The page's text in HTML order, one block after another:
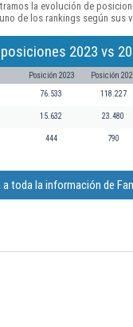
la evolución de
de los rankings según sus
2023 vs
Posición 2023 Posición
76.533 118.227
15.632 23.480
444 790
a toda la información de